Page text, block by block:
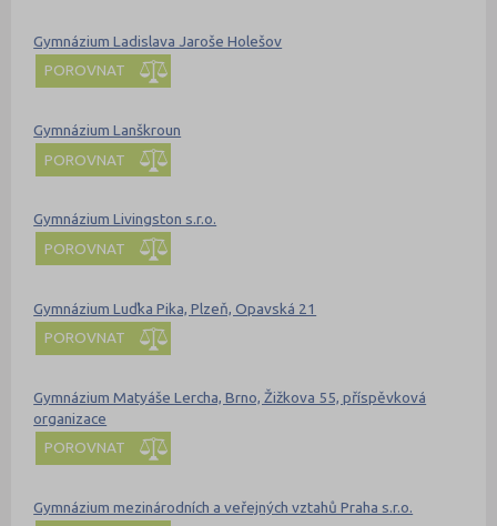
Gymnázium Ladislava Jaroše Holešov
POROVNAT
Gymnázium Lanškroun
POROVNAT
Gymnázium Livingston s.r.o.
POROVNAT
Gymnázium Luďka Pika, Plzeň, Opavská 21
POROVNAT
Gymnázium Matyáše Lercha, Brno, Žižkova 55, příspěvková
organizace
POROVNAT
Gymnázium mezinárodních a veřejných vztahů Praha s.r.o.